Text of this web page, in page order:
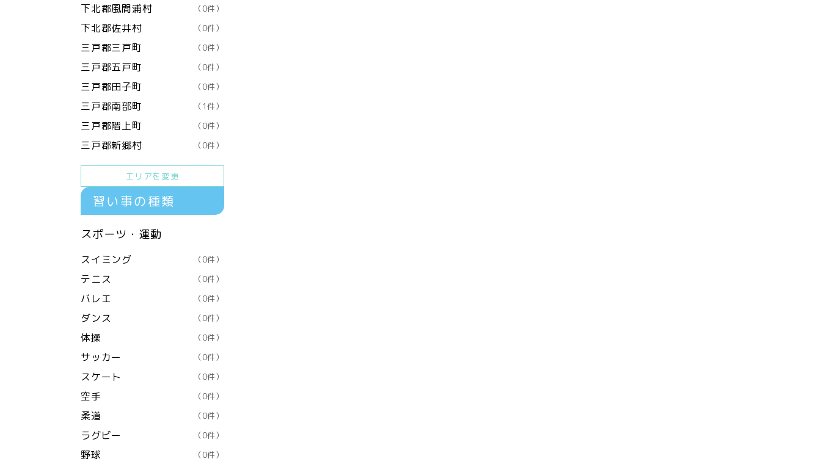
下北郡風間浦村 （0件）
下北郡佐井村 （0件）
三戸郡三戸町 （0件）
三戸郡五戸町 （0件）
三戸郡田子町 （0件）
三戸郡南部町 （1件）
三戸郡階上町 （0件）
三戸郡新郷村 （0件）
エリアを変更
習い事の種類
スポーツ・運動
スイミング （0件）
テニス （0件）
バレエ （0件）
ダンス （0件）
体操 （0件）
サッカー （0件）
スケート （0件）
空手 （0件）
柔道 （0件）
ラグビー （0件）
野球 （0件）